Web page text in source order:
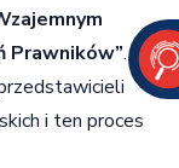
Prawników”.
i ten proces